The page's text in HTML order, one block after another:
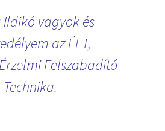
vagyok és
az ÉFT,
Felszabadító
Technika.